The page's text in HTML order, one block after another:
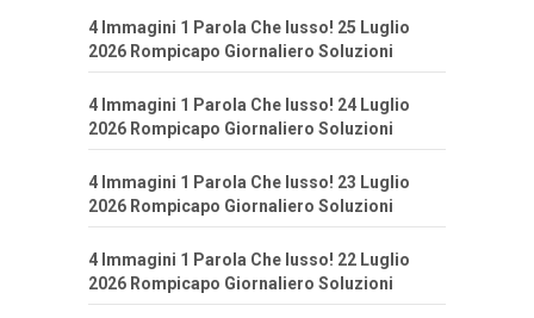
4 Immagini 1 Parola Che lusso! 25 Luglio
2026 Rompicapo Giornaliero Soluzioni
4 Immagini 1 Parola Che lusso! 24 Luglio
2026 Rompicapo Giornaliero Soluzioni
4 Immagini 1 Parola Che lusso! 23 Luglio
2026 Rompicapo Giornaliero Soluzioni
4 Immagini 1 Parola Che lusso! 22 Luglio
2026 Rompicapo Giornaliero Soluzioni